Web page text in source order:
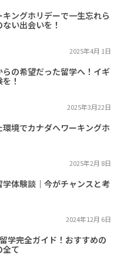
キングホリデーで一生忘れら
い出会いを！
2025年4月 1日
らの希望だった留学へ！イギ
！
2025年3月22日
環境でカナダへワーキングホ
2025年2月 8日
体験談｜今がチャンスと考
2024年12月 6日
学完全ガイド！おすすめの
全て